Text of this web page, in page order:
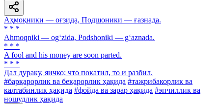
Аҳмоқники — оғзида, Подшоники — ғазнада.
* * *
Ahmoqniki — og‘zida, Podshoniki — g‘aznada.
* * *
A fool and his money are soon parted.
* * *
Дал дураку, яичко; что покатил, то и разбил.
#барқарорлик ва беқарорлик ҳақида #тажрибакорлик ва
калтабинлик ҳақида #фойда ва зарар ҳақида #эпчиллик ва
ношудлик ҳақида